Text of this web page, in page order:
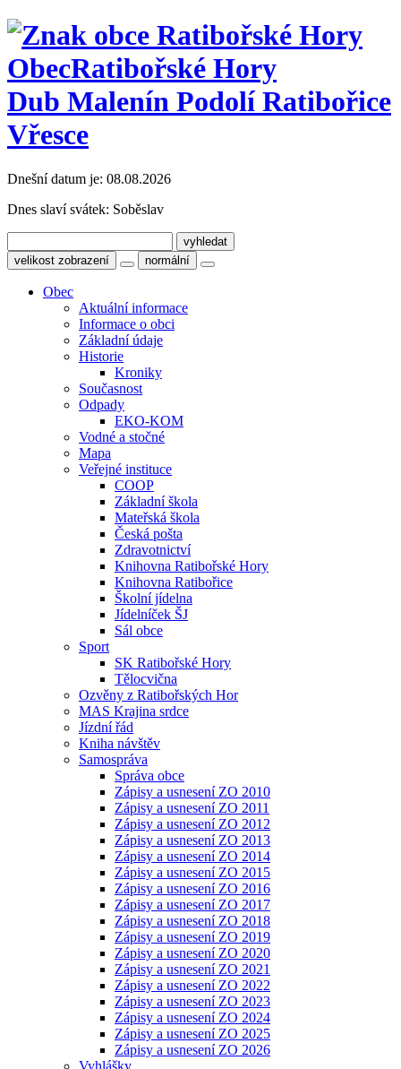
ObecRatibořské Hory
Dub Malenín Podolí Ratibořice
Vřesce
Dnešní datum je: 08.08.2026
Dnes slaví svátek: Soběslav
velikost zobrazení normální
Obec
Aktuální informace
Informace o obci
Základní údaje
Historie
Kroniky
Současnost
Odpady
EKO-KOM
Vodné a stočné
Mapa
Veřejné instituce
COOP
Základní škola
Mateřská škola
Česká pošta
Zdravotnictví
Knihovna Ratibořské Hory
Knihovna Ratibořice
Školní jídelna
Jídelníček ŠJ
Sál obce
Sport
SK Ratibořské Hory
Tělocvična
Ozvěny z Ratibořských Hor
MAS Krajina srdce
Jízdní řád
Kniha návštěv
Samospráva
Správa obce
Zápisy a usnesení ZO 2010
Zápisy a usnesení ZO 2011
Zápisy a usnesení ZO 2012
Zápisy a usnesení ZO 2013
Zápisy a usnesení ZO 2014
Zápisy a usnesení ZO 2015
Zápisy a usnesení ZO 2016
Zápisy a usnesení ZO 2017
Zápisy a usnesení ZO 2018
Zápisy a usnesení ZO 2019
Zápisy a usnesení ZO 2020
Zápisy a usnesení ZO 2021
Zápisy a usnesení ZO 2022
Zápisy a usnesení ZO 2023
Zápisy a usnesení ZO 2024
Zápisy a usnesení ZO 2025
Zápisy a usnesení ZO 2026
Vyhlášky